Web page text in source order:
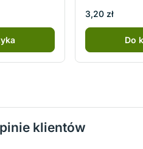
3,20 zł
Do
klientów